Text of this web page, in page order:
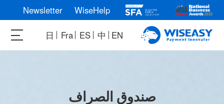
WiseHelp
Newsletter
EN
中
ES
Fra
日
صندوق الصراف